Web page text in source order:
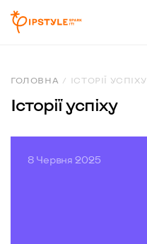
ГОЛОВНА ІСТОРІЇ УСПІХУ
Історії успіху
8 Червня 2025